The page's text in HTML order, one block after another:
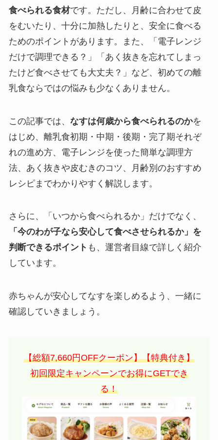
食べられる食材です。ただし、月齢に合わせて皮
をむいたり、十分に加熱したりと、安全に食べる
ためのポイントがあります。また、「電子レンジ
だけで調理できる？」「あく抜きを忘れてしまっ
たけど食べさせても大丈夫？」など、初めての離
乳食ならではの悩みも少なくありません。
この記事では、 なすは何歳から食べられるのかを
はじめ、離乳食初期・中期・後期・完了期それぞ
れの進め方、電子レンジを使った簡単な調理方
法、あく抜きや皮むきのコツ、月齢別のおすすめ
レシピまでわかりやすく解説します。
さらに、「いつから食べられるか」だけでなく、
「今のわが子なら安心して食べさせられるか」を
判断できるポイント も、運営者目線で詳しく紹介
しています。
赤ちゃんが安心してなすを楽しめるよう、一緒に
確認していきましょう。
【総額7,660円OFFクーポン】【特典付き】
初回限定キャンペーンでお得にGETでき
る！